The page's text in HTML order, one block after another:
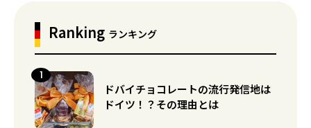
Ranking ランキング
ドバイチョコレートの流行発信地は
ドイツ！？その理由とは